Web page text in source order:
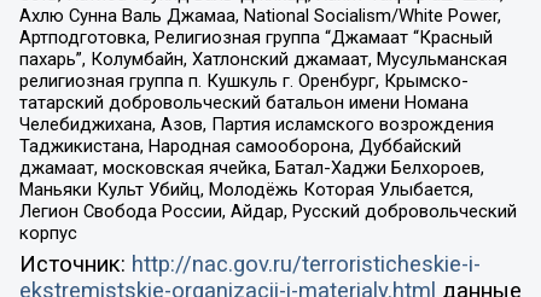
Ахлю Сунна Валь Джамаа, National Socialism/White Power,
Артподготовка, Религиозная группа “Джамаат “Красный
пахарь”, Колумбайн, Хатлонский джамаат, Мусульманская
религиозная группа п. Кушкуль г. Оренбург, Крымско-
татарский добровольческий батальон имени Номана
Челебиджихана, Азов, Партия исламского возрождения
Таджикистана, Народная самооборона, Дуббайский
джамаат, московская ячейка, Батал-Хаджи Белхороев,
Маньяки Культ Убийц, Молодёжь Которая Улыбается,
Легион Свобода России, Айдар, Русский добровольческий
корпус
Источник: http://nac.gov.ru/terroristicheskie-i-
ekstremistskie-organizacii-i-materialy.html данные